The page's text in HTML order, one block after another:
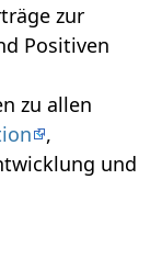
zur
Positiven
zu allen
,
und